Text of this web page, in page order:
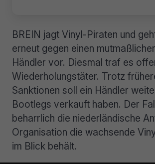
BREIN jagt Vinyl-Piraten und
erneut gegen einen
Händler vor. Diesmal traf es
Wiederholungstäter. Trotz
Sanktionen soll ein Händler
Bootlegs verkauft haben. Der
beharrlich die niederländische
Organisation die wachsende
im Blick behält.